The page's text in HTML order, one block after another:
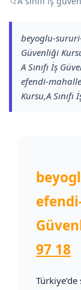
beyoglu-
Güvenliği
A Sınıfı İş
efendi-
Kursu,A
97 18